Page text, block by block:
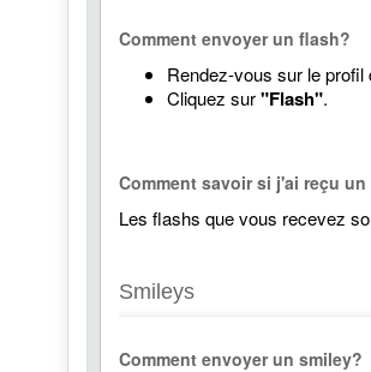
Comment envoyer un flash?
Rendez-vous sur le
Cliquez sur"Flash".
Comment savoir si j'ai reçu
Les flashs que vous recevez
Smileys
Comment envoyer un smiley?